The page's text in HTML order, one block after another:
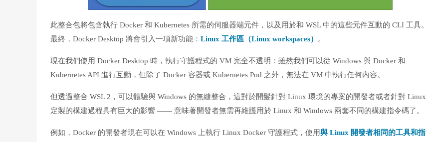
此整合包將包含執行 Docker 和 Kubernetes 所需的伺服器端元件，以及用於和 WSL 中的這些元件互動的 CLI 工具。
最終，Docker Desktop 將會引入一項新功能： Linux 工作區（Linux workspaces） 。
現在我們使用 Docker Desktop 時，執行守護程式的 VM 完全不透明：雖然我們可以從 Windows 與 Docker 和
Kubernetes API 進行互動，但除了 Docker 容器或 Kubernetes Pod 之外，無法在 VM 中執行任何內容。
但透過整合 WSL 2，可以體驗與 Windows 的無縫整合，這對於開髮針對 Linux 環境的專案的開發者或者針對 Linux
定製的構建過程具有巨大的影響 —— 意味著開發者無需再維護用於 Linux 和 Windows 兩套不同的構建指令碼了。
例如，Docker 的開發者現在可以在 Windows 上執行 Linux Docker 守護程式，使用與 Linux 開發者相同的工具和指